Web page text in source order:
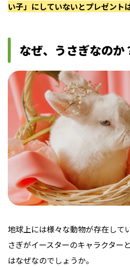
い子」にしていないとプレゼント
なぜ、うさぎなのか
地球上には様々な動物が存在して
さぎがイースターのキャラクター
はなぜなのでしょうか。